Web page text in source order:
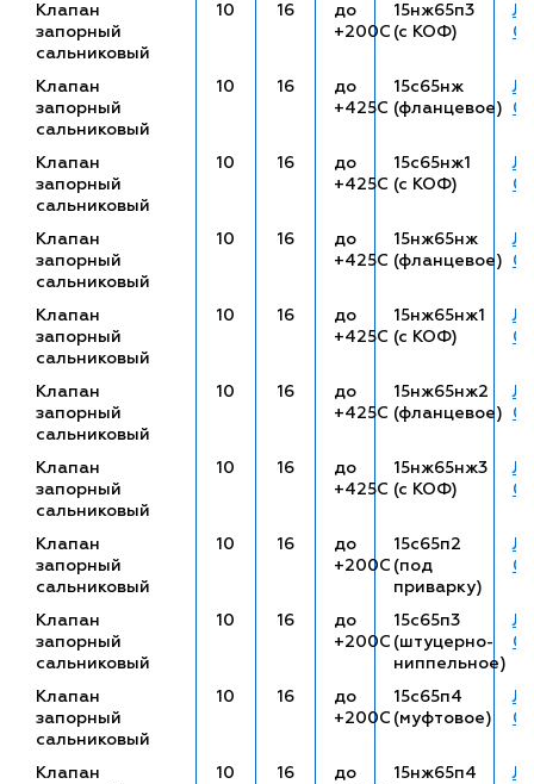
Клапан
запорный
сальниковый
10 16
до
+200С
15нж65п3
(с КОФ)
Клапан
запорный
сальниковый
10 16
до
+425С
15с65нж
(фланцевое)
Клапан
запорный
сальниковый
10 16
до
+425С
15с65нж1
(с КОФ)
Клапан
запорный
сальниковый
10 16
до
+425С
15нж65нж
(фланцевое)
Клапан
запорный
сальниковый
10 16
до
+425С
15нж65нж1
(с КОФ)
Клапан
запорный
сальниковый
10 16
до
+425С
15нж65нж2
(фланцевое)
Клапан
запорный
сальниковый
10 16
до
+425С
15нж65нж3
(с КОФ)
Клапан
запорный
сальниковый
10 16
до
+200С
15с65п2
(под
приварку)
Клапан
запорный
сальниковый
10 16
до
+200С
15с65п3
(штуцерно-
ниппельное)
Клапан
запорный
сальниковый
10 16
до
+200С
15с65п4
(муфтовое)
Клапан
10 16
до
15нж65п4